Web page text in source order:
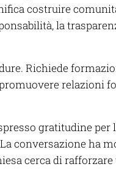
costruire
la
Richiede
relazioni
gratitudine
conversazione ha
cerca di